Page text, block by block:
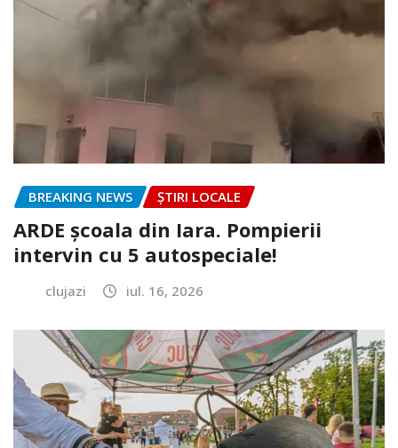
BREAKING NEWS ȘTIRI LOCALE
ARDE școala din Iara. Pompierii
intervin cu 5 autospeciale!
clujazi iul. 16, 2026